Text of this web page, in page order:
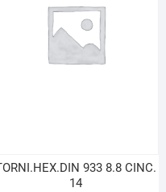
933 8.8 CINC.
14